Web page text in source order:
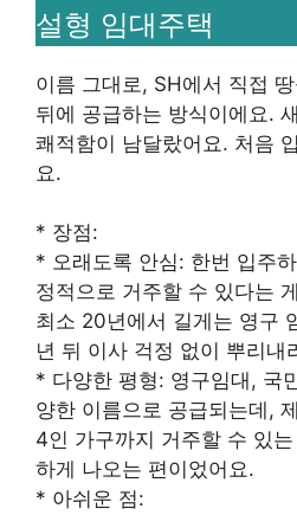
설형 임대주택
이름 그대로, SH에서 직접
뒤에 공급하는 방식이에요.
쾌적함이 남달랐어요. 처음
요.
* 장점:
* 오래도록 안심: 한번 입주
정적으로 거주할 수 있다는
최소 20년에서 길게는 영구
년 뒤 이사 걱정 없이 뿌리내
* 다양한 평형: 영구임대, 국
양한 이름으로 공급되는데,
4인 가구까지 거주할 수 있
하게 나오는 편이었어요.
* 아쉬운 점: